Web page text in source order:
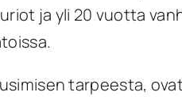
ja yli 20 vuotta
tarpeesta,